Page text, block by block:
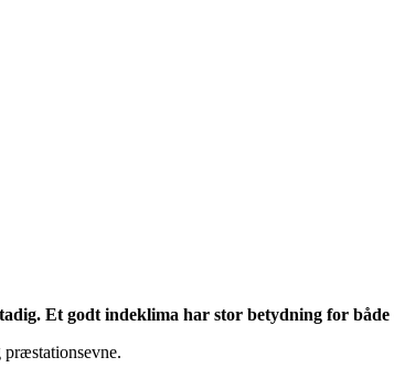
Et godt indeklima har stor betydning for både